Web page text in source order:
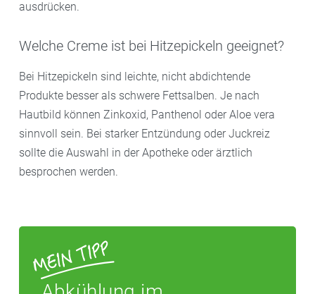
ausdrücken.
Welche Creme ist bei Hitzepickeln geeignet?
Bei Hitzepickeln sind leichte, nicht abdichtende
Produkte besser als schwere Fettsalben. Je nach
Hautbild können Zinkoxid, Panthenol oder Aloe vera
sinnvoll sein. Bei starker Entzündung oder Juckreiz
sollte die Auswahl in der Apotheke oder ärztlich
besprochen werden.